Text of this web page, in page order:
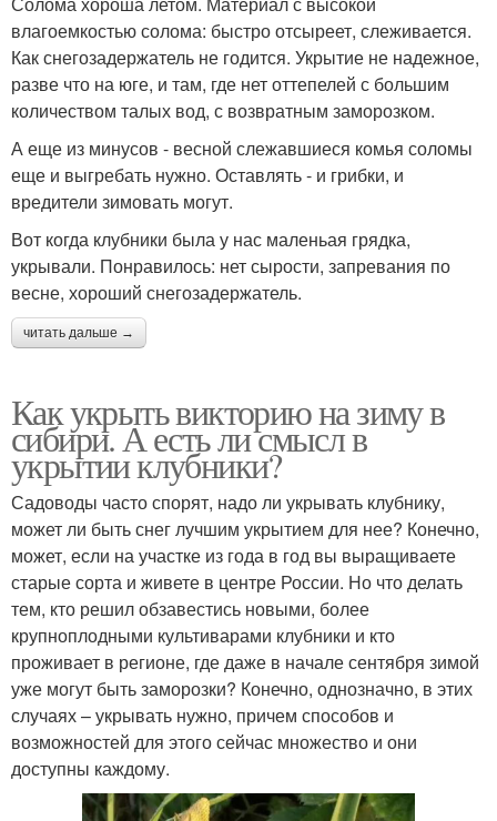
влагоемкостью солома: быстро отсыреет, слеживается.
Как снегозадержатель не годится. Укрытие не надежное,
разве что на юге, и там, где нет оттепелей с большим
количеством талых вод, с возвратным заморозком.
А еще из минусов - весной слежавшиеся комья соломы
еще и выгребать нужно. Оставлять - и грибки, и
вредители зимовать могут.
Вот когда клубники была у нас маленьая грядка,
укрывали. Понравилось: нет сырости, запревания по
весне, хороший снегозадержатель.
читать дальше →
Как укрыть викторию на зиму в
сибири. А есть ли смысл в
укрытии клубники?
Садоводы часто спорят, надо ли укрывать клубнику,
может ли быть снег лучшим укрытием для нее? Конечно,
может, если на участке из года в год вы выращиваете
старые сорта и живете в центре России. Но что делать
тем, кто решил обзавестись новыми, более
крупноплодными культиварами клубники и кто
проживает в регионе, где даже в начале сентября зимой
уже могут быть заморозки? Конечно, однозначно, в этих
случаях – укрывать нужно, причем способов и
возможностей для этого сейчас множество и они
доступны каждому.